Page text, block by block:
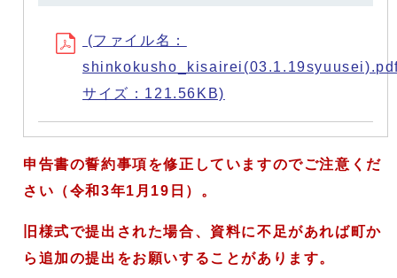
(ファイル名：
サイズ：121.56KB)
申告書の誓約事項を修正していますのでご注意くだ
さい（令和3年1月19 日）。
旧様式で提出された場合、資料に不足があれば町か
ら追加の提出をお願いすることがあります。